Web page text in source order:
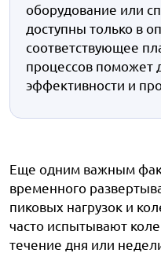
оборудование или
доступны только в
соответствующее
процессов поможет
эффективности и
Еще одним важным
временного
пиковых нагрузок и
часто испытывают
течение дня или